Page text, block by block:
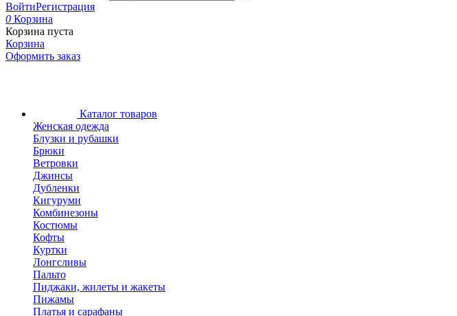
ВойтиРегистрация
0 Корзина
Корзина пуста
Корзина
Оформить заказ
Каталог товаров
Женская одежда
Блузки и рубашки
Брюки
Ветровки
Джинсы
Дубленки
Кигуруми
Комбинезоны
Костюмы
Кофты
Куртки
Лонгсливы
Пальто
Пиджаки, жилеты и жакеты
Пижамы
Платья и сарафаны